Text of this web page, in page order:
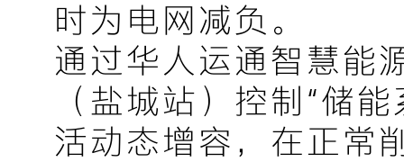
时为电网减负。
通过华人运通智慧能
（盐城站）控制“储
活动态增容，在正常